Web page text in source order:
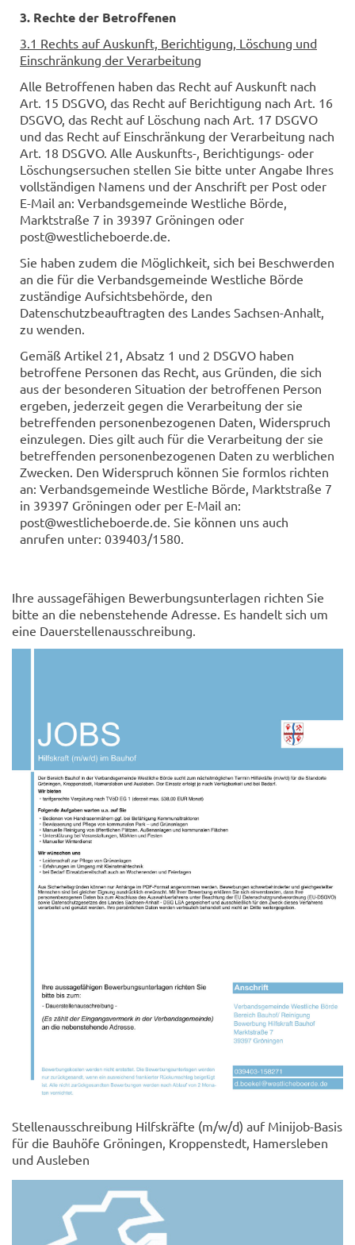
3. Rechte der Betroffenen
3.1 Rechts auf Auskunft, Berichtigung, Löschung und
Einschränkung der Verarbeitung
Alle Betroffenen haben das Recht auf Auskunft nach
Art. 15 DSGVO, das Recht auf Berichtigung nach Art. 16
DSGVO, das Recht auf Löschung nach Art. 17 DSGVO
und das Recht auf Einschränkung der Verarbeitung nach
Art. 18 DSGVO. Alle Auskunfts-, Berichtigungs- oder
Löschungsersuchen stellen Sie bitte unter Angabe Ihres
vollständigen Namens und der Anschrift per Post oder
E-Mail an: Verbandsgemeinde Westliche Börde,
Marktstraße 7 in 39397 Gröningen oder
post@westlicheboerde.de.
Sie haben zudem die Möglichkeit, sich bei Beschwerden
an die für die Verbandsgemeinde Westliche Börde
zuständige Aufsichtsbehörde, den
Datenschutzbeauftragten des Landes Sachsen-Anhalt,
zu wenden.
Gemäß Artikel 21, Absatz 1 und 2 DSGVO haben
betroffene Personen das Recht, aus Gründen, die sich
aus der besonderen Situation der betroffenen Person
ergeben, jederzeit gegen die Verarbeitung der sie
betreffenden personenbezogenen Daten, Widerspruch
einzulegen. Dies gilt auch für die Verarbeitung der sie
betreffenden personenbezogenen Daten zu werblichen
Zwecken. Den Widerspruch können Sie formlos richten
an: Verbandsgemeinde Westliche Börde, Marktstraße 7
in 39397 Gröningen oder per E-Mail an:
post@westlicheboerde.de. Sie können uns auch
anrufen unter: 039403/1580.
Ihre aussagefähigen Bewerbungsunterlagen richten Sie
bitte an die nebenstehende Adresse. Es handelt sich um
eine Dauerstellenausschreibung.
Stellenausschreibung Hilfskräfte (m/w/d) auf Minijob-Basis
für die Bauhöfe Gröningen, Kroppenstedt, Hamersleben
und Ausleben